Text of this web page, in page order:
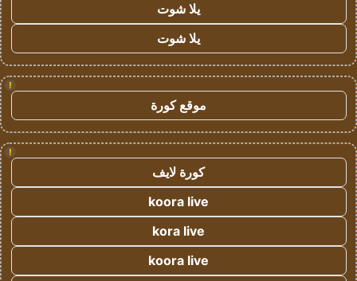
يلا شوت
يلا شوت
!
موقع كورة
!
كورة لايف
koora live
kora live
koora live